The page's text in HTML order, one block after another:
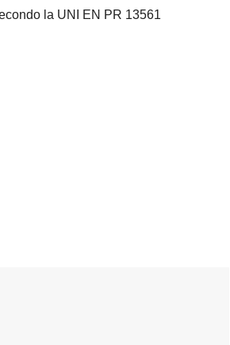
la UNI EN PR 13561